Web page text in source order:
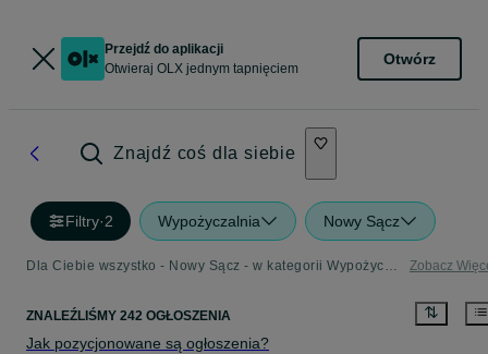
Przejdź do aplikacji
Otwieraj OLX jednym tapnięciem
Otwórz
Znajdź coś dla siebie
Filtry·2 Wypożyczalnia Nowy Sącz
Dla Ciebie wszystko - Nowy Sącz - w kategorii Wypożyczalnia - Strona 2 Zobacz
ZNALEŹLIŚMY 242 OGŁOSZENIA
Jak pozycjonowane są ogłoszenia?